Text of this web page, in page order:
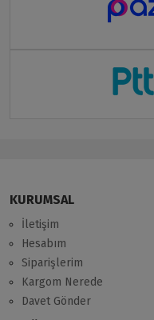
KURUMSAL
İletişim
Hesabım
Siparişlerim
Kargom Nerede
Davet Gönder